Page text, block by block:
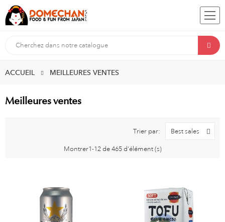
ACCUEIL MEILLEURES VENTES
Meilleures ventes
Trier par: Best sales
Montrer1-12 de 465 d'élément (s)